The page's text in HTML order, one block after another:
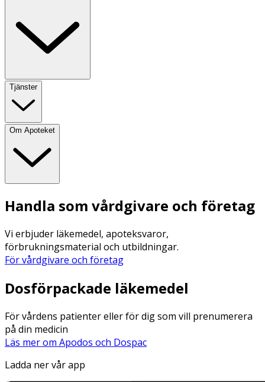
Tjänster
Om Apoteket
Handla som vårdgivare och företag
Vi erbjuder läkemedel, apoteksvaror,
förbrukningsmaterial och utbildningar.
För vårdgivare och företag
Dosförpackade läkemedel
För vårdens patienter eller för dig som vill prenumerera
på din medicin
Läs mer om Apodos och Dospac
Ladda ner vår app